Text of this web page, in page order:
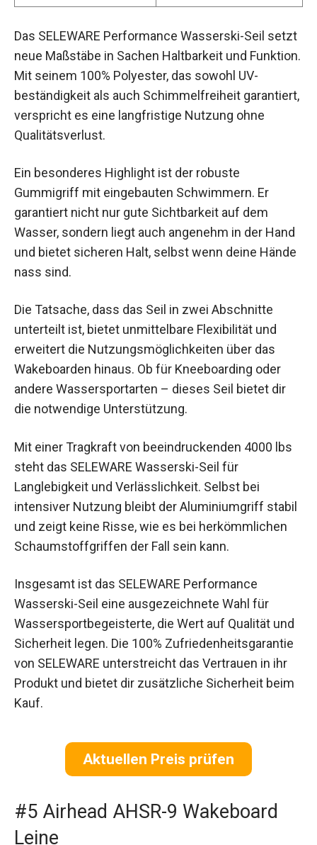
Das SELEWARE Performance Wasserski-Seil setzt
neue Maßstäbe in Sachen Haltbarkeit und Funktion.
Mit seinem 100% Polyester, das sowohl UV-
beständigkeit als auch Schimmelfreiheit garantiert,
verspricht es eine langfristige Nutzung ohne
Qualitätsverlust.
Ein besonderes Highlight ist der robuste
Gummigriff mit eingebauten Schwimmern. Er
garantiert nicht nur gute Sichtbarkeit auf dem
Wasser, sondern liegt auch angenehm in der Hand
und bietet sicheren Halt, selbst wenn deine Hände
nass sind.
Die Tatsache, dass das Seil in zwei Abschnitte
unterteilt ist, bietet unmittelbare Flexibilität und
erweitert die Nutzungsmöglichkeiten über das
Wakeboarden hinaus. Ob für Kneeboarding oder
andere Wassersportarten – dieses Seil bietet dir
die notwendige Unterstützung.
Mit einer Tragkraft von beeindruckenden 4000 lbs
steht das SELEWARE Wasserski-Seil für
Langlebigkeit und Verlässlichkeit. Selbst bei
intensiver Nutzung bleibt der Aluminiumgriff stabil
und zeigt keine Risse, wie es bei herkömmlichen
Schaumstoffgriffen der Fall sein kann.
Insgesamt ist das SELEWARE Performance
Wasserski-Seil eine ausgezeichnete Wahl für
Wassersportbegeisterte, die Wert auf Qualität und
Sicherheit legen. Die 100% Zufriedenheitsgarantie
von SELEWARE unterstreicht das Vertrauen in ihr
Produkt und bietet dir zusätzliche Sicherheit beim
Kauf.
Aktuellen Preis prüfen
#5 Airhead AHSR-9 Wakeboard
Leine